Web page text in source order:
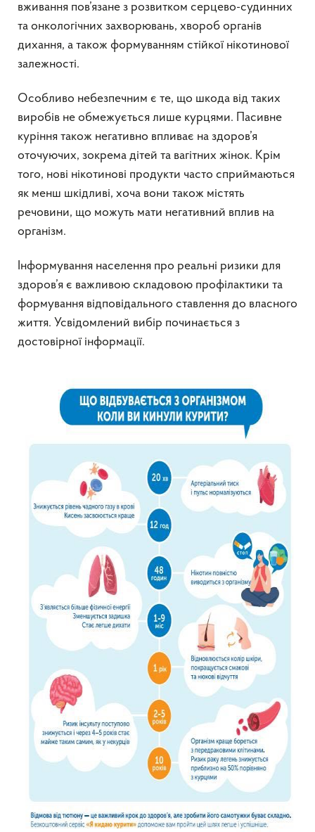
вживання пов’язане з розвитком серцево-судинних
та онкологічних захворювань, хвороб органів
дихання, а також формуванням стійкої нікотинової
залежності.
Особливо небезпечним є те, що шкода від таких
виробів не обмежується лише курцями. Пасивне
куріння також негативно впливає на здоров’я
оточуючих, зокрема дітей та вагітних жінок. Крім
того, нові нікотинові продукти часто сприймаються
як менш шкідливі, хоча вони також містять
речовини, що можуть мати негативний вплив на
організм.
Інформування населення про реальні ризики для
здоров’я є важливою складовою профілактики та
формування відповідального ставлення до власного
життя. Усвідомлений вибір починається з
достовірної інформації.